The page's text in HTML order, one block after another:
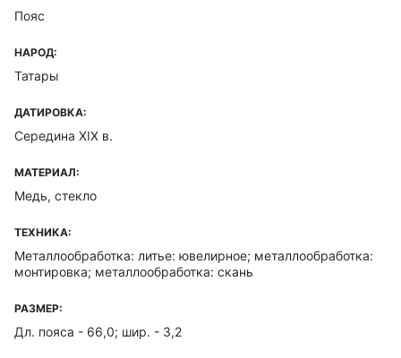
Пояс
НАРОД:
Татары
ДАТИРОВКА:
Середина XIX в.
МАТЕРИАЛ:
Медь, стекло
ТЕХНИКА:
Металлообработка: литье: ювелирное; металлообработка:
монтировка; металлообработка: скань
РАЗМЕР:
Дл. пояса - 66,0; шир. - 3,2